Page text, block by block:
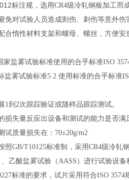
标注规，选用CR4级冷轧钢板加工而成
免对试验人员造成割伤、刺伤等意外伤
合惰性材料支架和螺母、螺丝，方便安
家盐雾试验标准使用的合乎标准ISO
盐雾试验标准5.2 使用标准的合乎标准
1到2次跟踪验证或随样品跟踪测试。
损失量反应出设备和测试的能力是否满
试质量损失在：70±20g/m2
照GB/T10125标准制，采用CR4级冷
乙酸盐雾试验（AASS）进行试验设备
标准的要求，试片采用符合ISO 3574